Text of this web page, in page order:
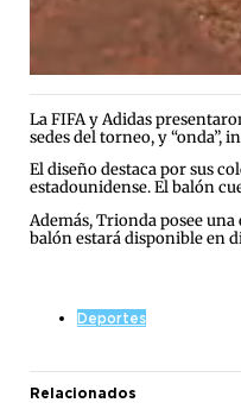
La FIFA y Adidas
sedes del torneo, y “onda”,
El diseño destaca por sus
estadounidense. El balón
Además, Trionda posee
balón estará disponible en
Deportes
Relacionados